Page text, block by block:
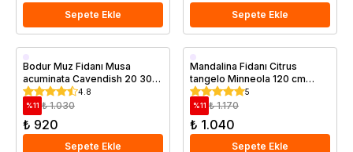
Sepete Ekle Sepete Ekle
Saksıda
Bodur Muz Fidanı Musa
acuminata Cavendish 20 30
cm
4.8
%11 ₺ 1.030
₺ 920
Sepete Ekle
Aşılı
Saksıda
Mandalina Fidanı Citrus
tangelo Minneola 120 cm
Saksıda
5
%11 ₺ 1.170
₺ 1.040
Sepete Ekle